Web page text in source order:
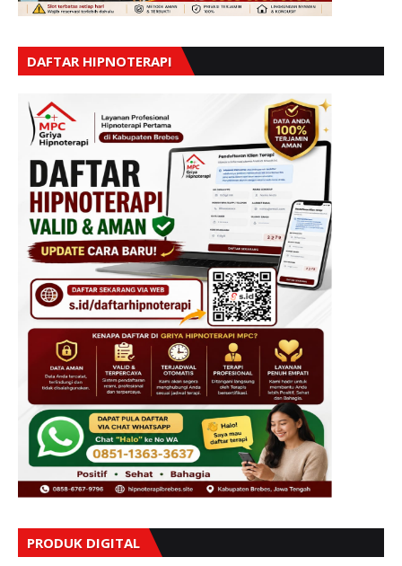
DAFTAR HIPNOTERAPI
PRODUK DIGITAL